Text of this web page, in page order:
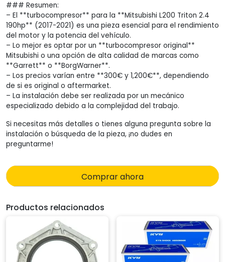
### Resumen:
– El **turbocompresor** para la **Mitsubishi L200 Triton 2.4
190hp** (2017-2021) es una pieza esencial para el rendimiento
del motor y la potencia del vehículo.
– Lo mejor es optar por un **turbocompresor original**
Mitsubishi o una opción de alta calidad de marcas como
**Garrett** o **BorgWarner**.
– Los precios varían entre **300€ y 1,200€**, dependiendo
de si es original o aftermarket.
– La instalación debe ser realizada por un mecánico
especializado debido a la complejidad del trabajo.
Si necesitas más detalles o tienes alguna pregunta sobre la
instalación o búsqueda de la pieza, ¡no dudes en
preguntarme!
Comprar ahora
Productos relacionados